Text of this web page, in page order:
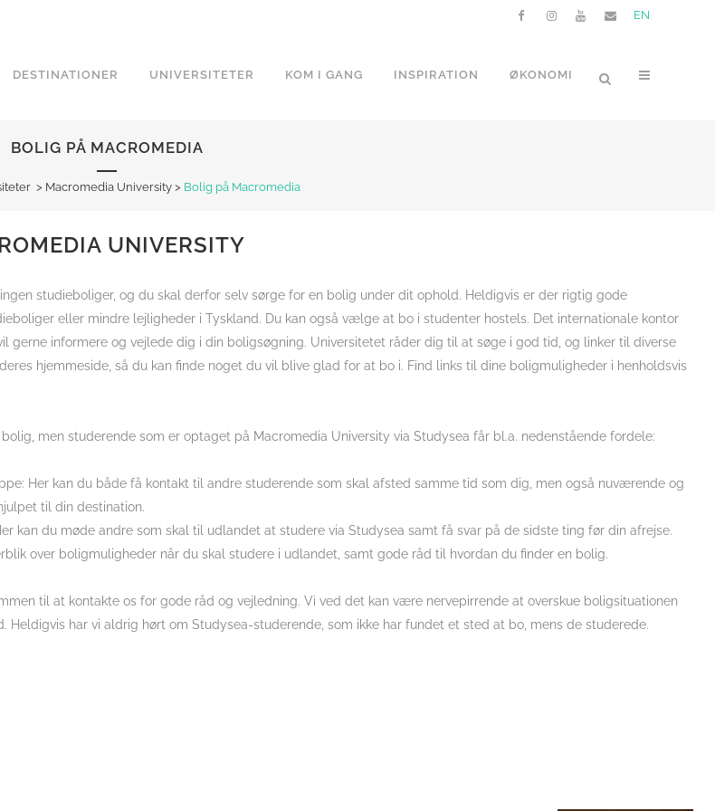
EN
DESTINATIONER UNIVERSITETER KOM I GANG INSPIRATION ØKONOMI
BOLIG PÅ MACROMEDIA
> Macromedia University > Bolig på Macromedia
UNIVERSITY
studieboliger, og du skal derfor selv sørge for en bolig under dit ophold. Heldigvis er der rigtig gode
eller mindre lejligheder i Tyskland. Du kan også vælge at bo i studenter hostels. Det internationale kontor
gerne informere og vejlede dig i din boligsøgning. Universitetet råder dig til at søge i god tid, og linker til diverse
hjemmeside, så du kan finde noget du vil blive glad for at bo i. Find links til dine boligmuligheder i henholdsvis
men studerende som er optaget på Macromedia University via Studysea får bl.a. nedenstående fordele:
Her kan du både få kontakt til andre studerende som skal afsted samme tid som dig, men også nuværende og
til din destination.
kan du møde andre som skal til udlandet at studere via Studysea samt få svar på de sidste ting før din afrejse.
over boligmuligheder når du skal studere i udlandet, samt gode råd til hvordan du finder en bolig.
til at kontakte os for gode råd og vejledning. Vi ved det kan være nervepirrende at overskue boligsituationen
Heldigvis har vi aldrig hørt om Studysea-studerende, som ikke har fundet et sted at bo, mens de studerede.